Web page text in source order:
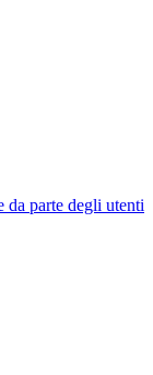
da parte degli utenti